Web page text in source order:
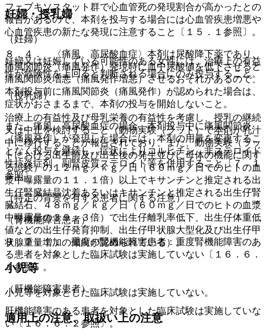
妊婦・授乳婦
（妊婦）
妊婦又は妊娠している可能性のある女性には、治療上の有益
性が危険性を上回ると判断される場合にのみ投与すること。
（授乳婦）
治療上の有益性及び母乳栄養の有益性を考慮し、授乳の継続
又は中止を検討すること（動物実験（ラット）で本剤が乳汁
中に移行することが報告されており、また、動物実験（ラッ
トにおける出生前及び出生後の発生並びに母体の機能に関す
る試験）の１２ｍｇ／ｋｇ／日（６０ｍｇ／日でのヒトの血
漿中曝露量の１１．１倍）以上でキサンチンと推定される出
生仔腎臓結晶沈着あるいはキサンチンと推定される出生仔腎
臓結石、４８ｍｇ／ｋｇ／日（６０ｍｇ／日でのヒトの血漿
中曝露量の３９．３倍）で出生仔離乳率低下、出生仔体重低
値などの出生仔発育抑制、出生仔甲状腺大型化及び出生仔甲
状腺重量増加の傾向が認められている）。
小児等
小児等を対象とした臨床試験は実施していない。
適用上の注意、取扱い上の注意
フェブキソスタット群で心血管死の発現割合が高かったとの
報告があるので、本剤を投与する場合には心血管疾患増悪や
心血管疾患の新たな発現に注意すること〔１５．１参照〕。
８．４． 〈痛風、高尿酸血症〉本剤は尿酸降下薬であり、
痛風関節炎（痛風発作）発現時に血中尿酸値を低下させると
痛風関節炎増悪（痛風発作増悪）させるおそれがあるので、
本剤投与前に痛風関節炎（痛風発作）が認められた場合は、
症状がおさまるまで、本剤の投与を開始しないこと。
また、痛風、高尿酸血症の場合、本剤投与中に痛風関節炎
（痛風発作）が発現した場合には、本剤の用量を変更するこ
となく投与を継続し、症状によりコルヒチン、非ステロイド
性抗炎症剤、副腎皮質ステロイド等を併用すること〔７．１
参照〕。
（特定の背景を有する患者に関する注意）
（腎機能障害患者）
９．２．１． 重度の腎機能障害患者：重度腎機能障害のあ
る患者を対象とした臨床試験は実施していない〔１６．６．
１参照〕。
（肝機能障害患者）
肝機能障害のある患者を対象とした臨床試験は実施していな
い〔１６．６．２参照〕。